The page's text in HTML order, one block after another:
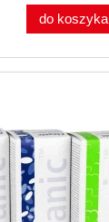
do koszyka